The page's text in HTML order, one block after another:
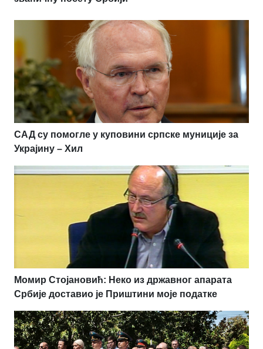
САД су помогле у куповини српске муниције за
Украјину – Хил
Момир Стојановић: Неко из државног апарата
Србије доставио је Приштини моје податке